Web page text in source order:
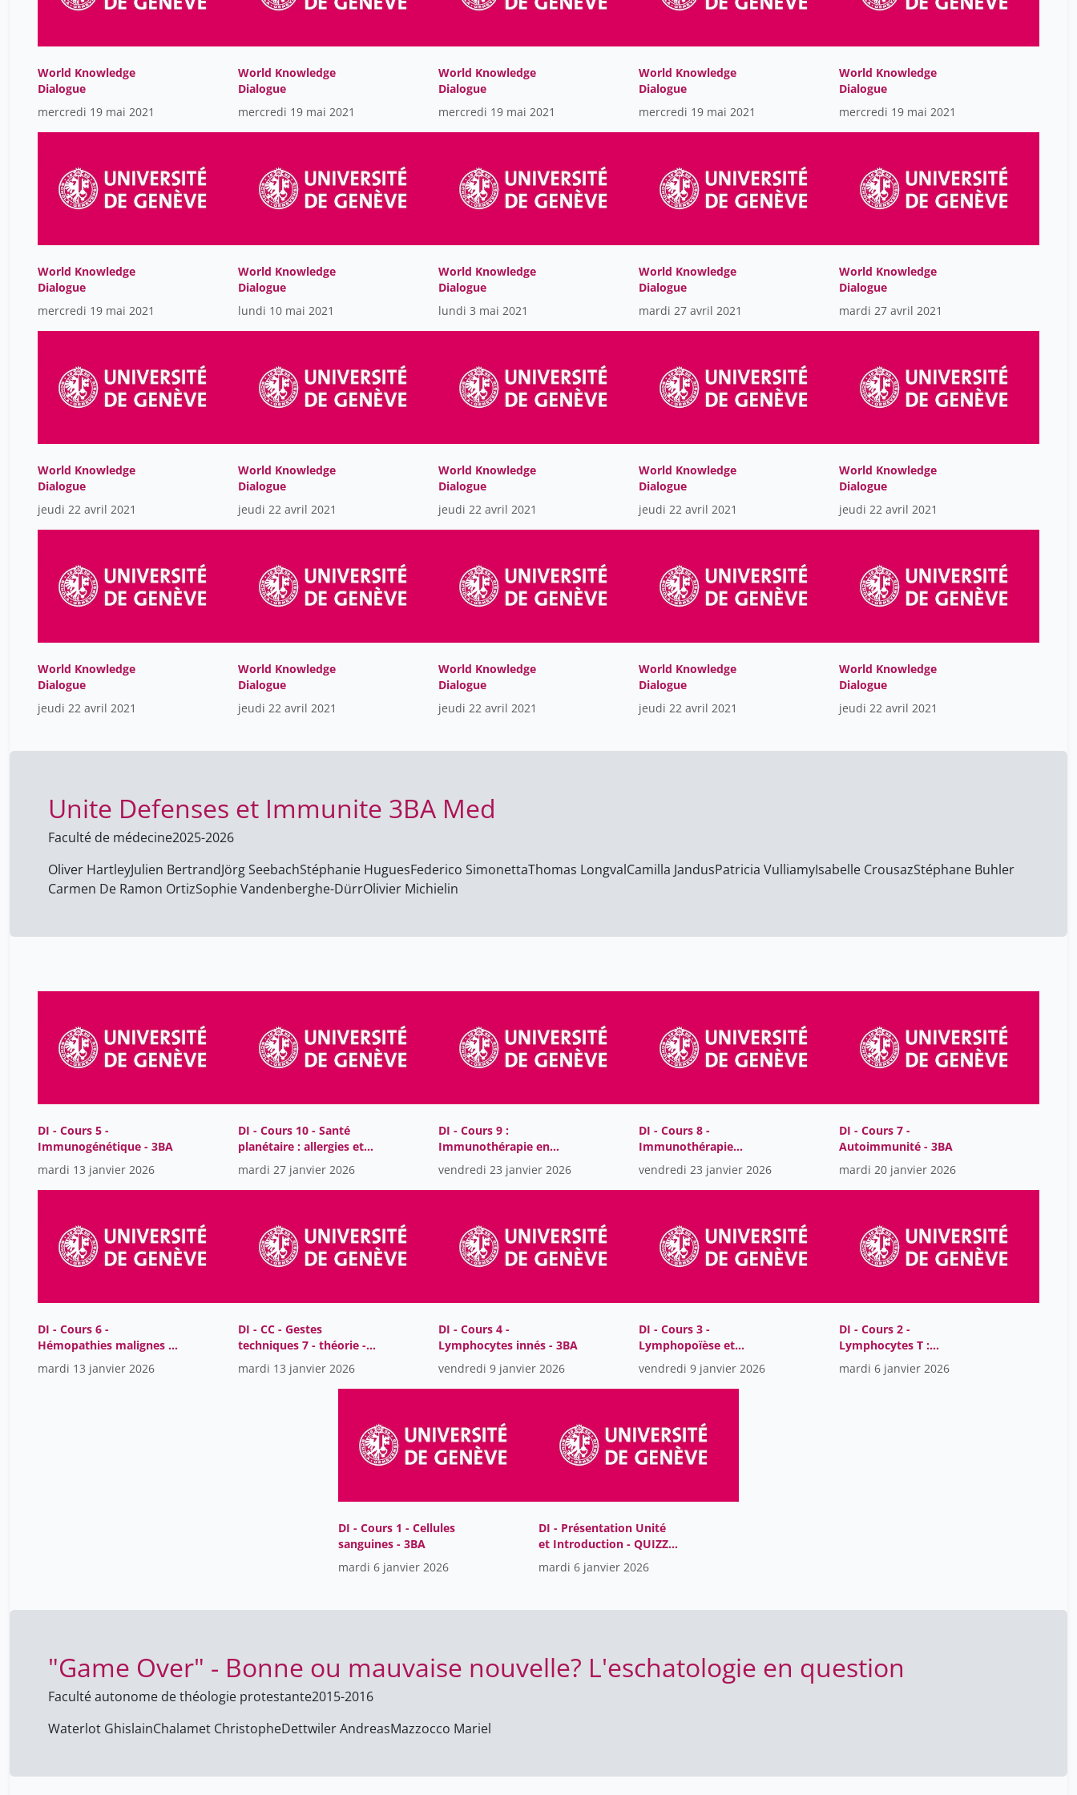
Engelmann Lukas 25
Francioli Patrick
Gaby Palmer-Lourenco
Handschumacher Pascal 25
Isabelle Crousaz 19
Jodie Sangiorgio
Julien Bertrand
Jörg Seebach
Jörg Stolz 1
Keyser Christine 25
Kiefer Bertrand
Lachenal Guillaume 25
Lauriane Savoy
Lempen Karine
Macchi Jean-Daniel 8
Manuel Gobet 1
Mazzocco Mariel
Monnais Laurence
Ouaknin Marc-Alain 9
Pécoul Bernard 25
Rassmussen Anne 25
Sow Fatou
Stéphane Buhler
Suciu Radu 25
Taithe Bertrand 25
Thélot Jérôme 8
Toutous Trellu Laurence
Ueli Zahnd
World Knowledge
Dialogue
mercredi 19 mai 2021
World Knowledge
Dialogue
mercredi 19 mai 2021
World Knowledge
Dialogue
mercredi 19 mai 2021
World Knowledge
Dialogue
mercredi 19 mai 2021
World Knowledge
Dialogue
mercredi 19 mai 2021
World Knowledge
Dialogue
mercredi 19 mai 2021
World Knowledge
Dialogue
lundi 10 mai 2021
World Knowledge
Dialogue
lundi 3 mai 2021
World Knowledge
Dialogue
mardi 27 avril 2021
World Knowledge
Dialogue
mardi 27 avril 2021
World Knowledge
Dialogue
jeudi 22 avril 2021
World Knowledge
Dialogue
jeudi 22 avril 2021
World Knowledge
Dialogue
jeudi 22 avril 2021
World Knowledge
Dialogue
jeudi 22 avril 2021
World Knowledge
Dialogue
jeudi 22 avril 2021
World Knowledge
Dialogue
jeudi 22 avril 2021
World Knowledge
Dialogue
jeudi 22 avril 2021
World Knowledge
Dialogue
jeudi 22 avril 2021
World Knowledge
Dialogue
jeudi 22 avril 2021
World Knowledge
Dialogue
jeudi 22 avril 2021
Unite Defenses et Immunite 3BA Med
Faculté de médecine2025-2026
Oliver HartleyJulien BertrandJörg SeebachStéphanie HuguesFederico SimonettaThomas LongvalCamilla JandusPatricia VulliamyIsabelle CrousazStéphane Buhler
Carmen De Ramon OrtizSophie Vandenberghe-DürrOlivier Michielin
DI - Cours 5 -
Immunogénétique - 3BA
mardi 13 janvier 2026
DI - Cours 10 - Santé
planétaire : allergies et
théorie de l'hygiène -
3BA
mardi 27 janvier 2026
DI - Cours 9 :
Immunothérapie en
hématologie - 3BA
vendredi 23 janvier 2026
DI - Cours 8 -
Immunothérapie
tumeurs - 3BA
vendredi 23 janvier 2026
DI - Cours 7 -
Autoimmunité - 3BA
mardi 20 janvier 2026
DI - Cours 6 -
Hémopathies malignes -
mardi 13 janvier 2026
DI - CC - Gestes
techniques 7 - théorie -
mardi 13 janvier 2026
DI - Cours 4 -
Lymphocytes innés - 3BA
vendredi 9 janvier 2026
DI - Cours 3 -
Lymphopoïèse et
activation des
lymphocytes B - 3BA
vendredi 9 janvier 2026
DI - Cours 2 -
Lymphocytes T :
fonctions effectrice et
tolérance
mardi 6 janvier 2026
DI - Cours 1 - Cellules
sanguines - 3BA
mardi 6 janvier 2026
DI - Présentation Unité
et Introduction - QUIZZ
concepts
immunologiques
mardi 6 janvier 2026
"Game Over" - Bonne ou mauvaise nouvelle? L'eschatologie en question
Faculté autonome de théologie protestante2015-2016
Waterlot GhislainChalamet ChristopheDettwiler AndreasMazzocco Mariel